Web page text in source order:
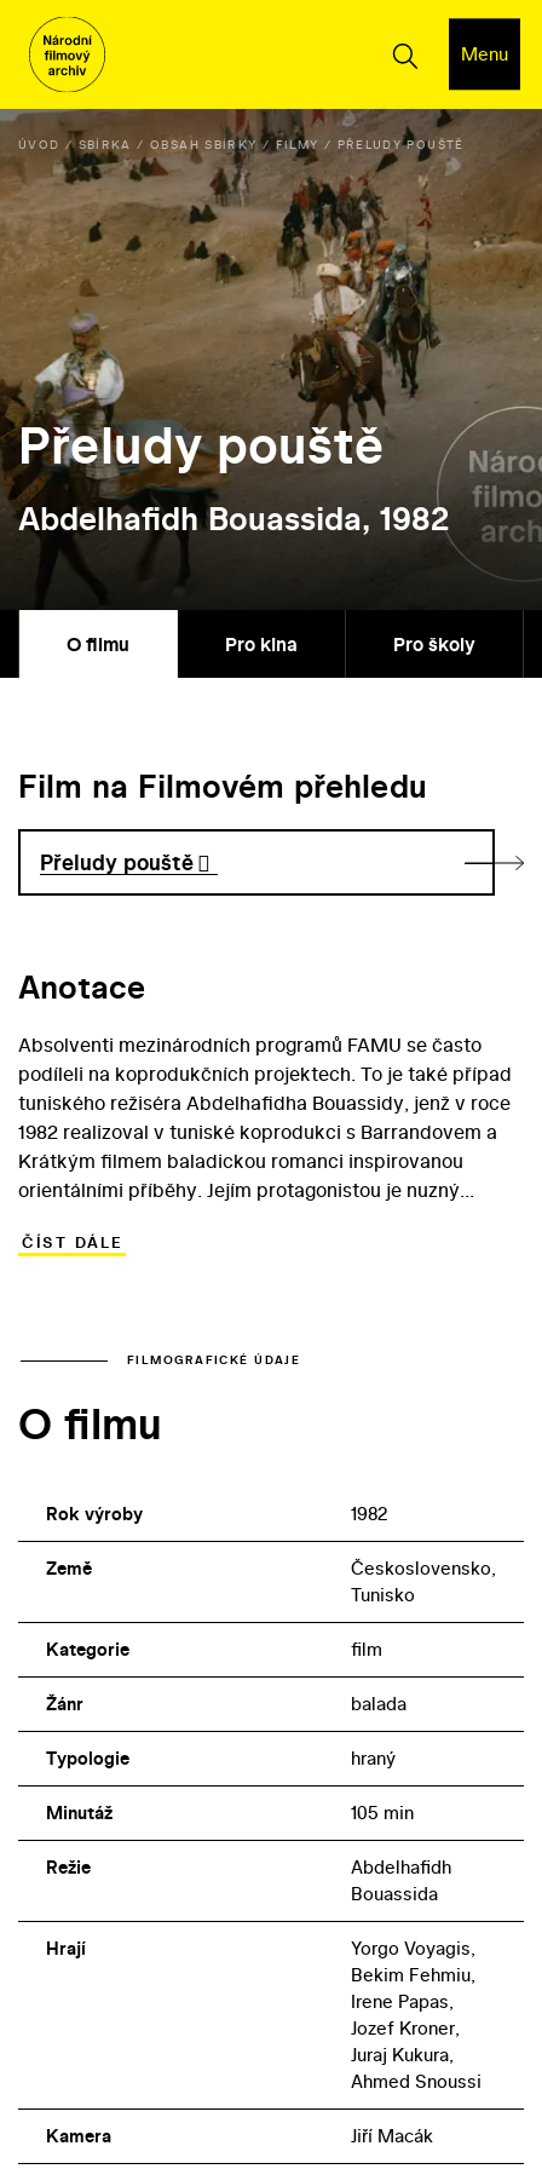
Menu
ÚVOD SBÍRKA OBSAH SBÍRKY FILMY PŘELUDY POUŠTĚ
Přeludy pouště
Abdelhafidh Bouassida, 1982
O filmu Pro kina Pro školy
Film na Filmovém přehledu
Přeludy pouště
Anotace
Absolventi mezinárodních programů FAMU se často
podíleli na koprodukčních projektech. To je také případ
tuniského režiséra Abdelhafidha Bouassidy, jenž v roce
1982 realizoval v tuniské koprodukci s Barrandovem a
Krátkým filmem baladickou romanci inspirovanou
orientálními příběhy. Jejím protagonistou je nuzný
mocnému vladaři. Jako odměnu žádá chudák jen kus
vražednému pochodu, při kterém přijde o všechno
především herecké obsazení, v němž se vedle tuniských
ČÍST DÁLE
FILMOGRAFICKÉ ÚDAJE
O filmu
Rok výroby 1982
Země
Československo,
Tunisko
Kategorie film
Žánr balada
Typologie hraný
Minutáž 105 min
Režie
Abdelhafidh
Bouassida
Hrají
Yorgo Voyagis,
Bekim Fehmiu,
Irene Papas,
Jozef Kroner,
Juraj Kukura,
Ahmed Snoussi
Kamera Jiří Macák